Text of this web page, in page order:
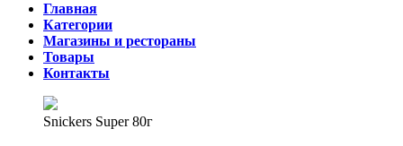
Главная
Категории
Магазины и рестораны
Товары
Контакты
Snickers Super 80г